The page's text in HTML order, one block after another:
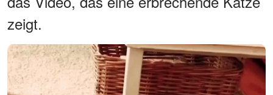
zeigt.